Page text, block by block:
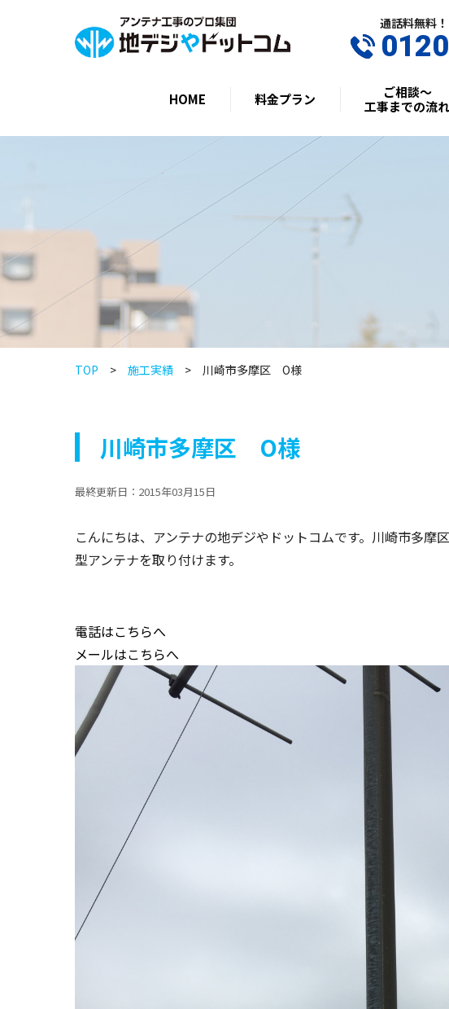
通話料無料
HOME 料金プラン
ご相談〜
工事までの流れ
TOP 施工実績 川崎市多摩区 O様
川崎市多摩区 O様
最終更新日： 2015年03月15日
こんにちは、アンテナの地デジやドットコムです。川崎市多摩
型アンテナを取り付けます。
電話はこちらへ
メールはこちらへ